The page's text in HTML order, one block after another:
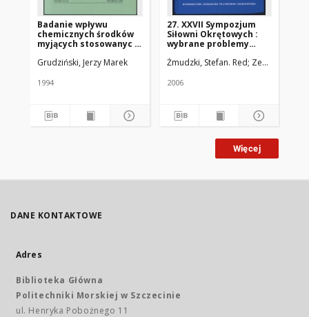
Badanie wpływu
chemicznych środków
myjących stosowanyc h
skuteczność
Grudziński, Jerzy Marek
1994
27. XXVII Sympozjum
Siłowni Okrętowych :
wybrane problemy
eksploatacji siłowni
2006
Żmudzki, Stefan. Red Zeńczak,
2006
Więcej
DANE KONTAKTOWE
Adres
Biblioteka Główna
Politechniki Morskiej w Szczecinie
ul. Henryka Pobożnego 11